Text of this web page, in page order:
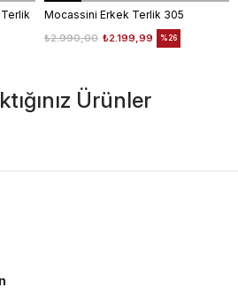
Mocassini Erkek Terlik 305
₺2.199,99
₺2.990,00 %26
Ürünler